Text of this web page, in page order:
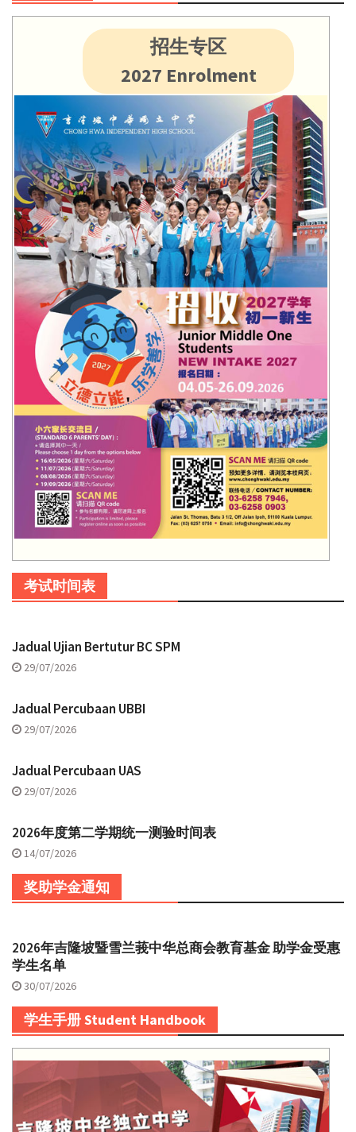
招生专区
2027 Enrolment
考试时间表
Jadual Ujian Bertutur BC SPM
29/07/2026
Jadual Percubaan UBBI
29/07/2026
Jadual Percubaan UAS
29/07/2026
2026年度第二学期统一测验时间表
14/07/2026
奖助学金通知
2026年吉隆坡暨雪兰莪中华总商会教育基金 助学金受惠
学生名单
30/07/2026
学生手册 Student Handbook